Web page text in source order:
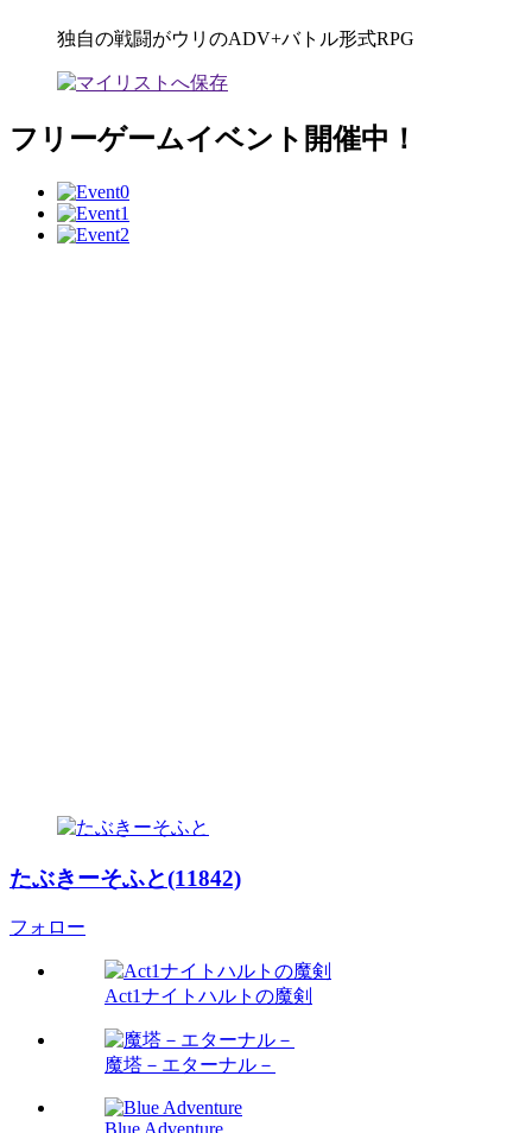
独自の戦闘がウリのADV+バトル形式RPG
フリーゲームイベント開催中！
たぶきーそふと(11842)
フォロー
Act1ナイトハルトの魔剣
魔塔－エターナル－